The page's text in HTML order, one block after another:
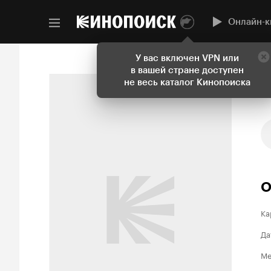
У вас включен VPN или
в вашей стране доступен
не весь каталог Кинопоиска
Онлайн-